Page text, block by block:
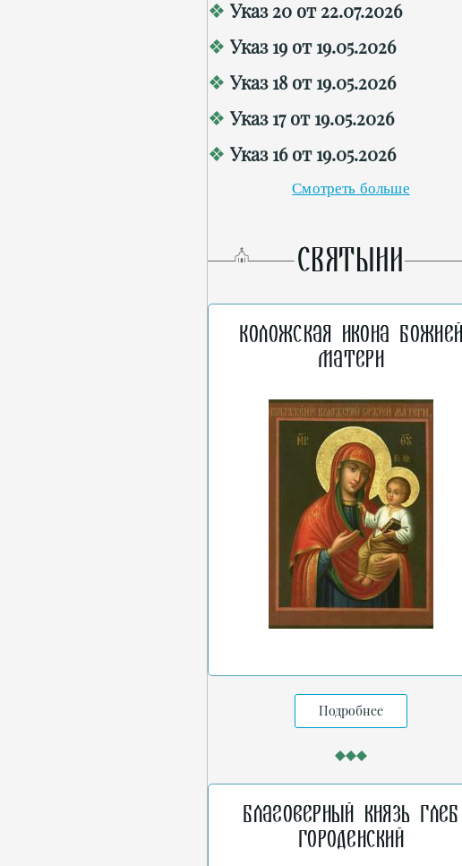
Указ 20 от 22.07.2026
Указ 19 от 19.05.2026
Указ 18 от 19.05.2026
Указ 17 от 19.05.2026
Указ 16 от 19.05.2026
Смотреть больше
СВЯТЫНИ
Коложская икона
Матери
Подробнее
Благоверный князь Глеб
Городенский